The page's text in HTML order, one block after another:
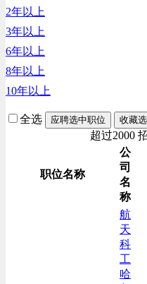
汽车/交通类
财务/审计/税务类
2年以上
3年以上
6年以上
8年以上
10年以上
全选 应聘选中职位 收藏
超过2000
职位名称
公
司
名
称
航
天
科
工
哈